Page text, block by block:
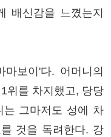
배신감을 느꼈는지
보이'다. 어머니의
위를 차지했고, 당당
는 그마저도 성에 차
것을 독려한다. 강